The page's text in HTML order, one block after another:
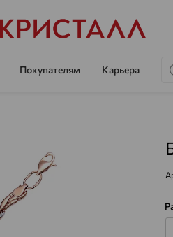
Покупателям Карьера